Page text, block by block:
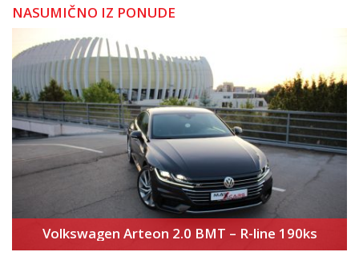
NASUMIČNO IZ PONUDE
Volkswagen Arteon 2.0 BMT – R-line 190ks